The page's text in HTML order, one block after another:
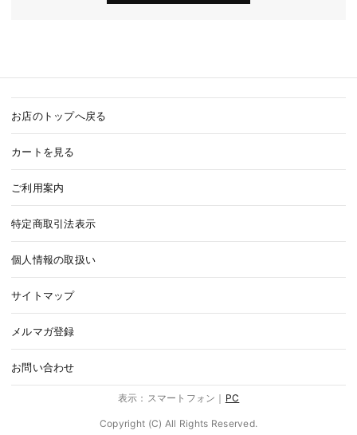
お店のトップへ戻る
カートを見る
ご利用案内
特定商取引法表示
個人情報の取扱い
サイトマップ
メルマガ登録
お問い合わせ
表示：スマートフォン｜ PC
Copyright (C) All Rights Reserved.